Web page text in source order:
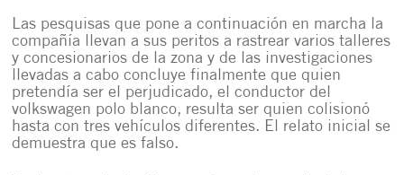
Las pesquisas que pone a continuación en marcha la
compañía llevan a sus peritos a rastrear varios talleres
y concesionarios de la zona y de las investigaciones
llevadas a cabo concluye finalmente que quien
pretendía ser el perjudicado, el conductor del
volkswagen polo blanco, resulta ser quien colisionó
hasta con tres vehículos diferentes. El relato inicial se
demuestra que es falso.